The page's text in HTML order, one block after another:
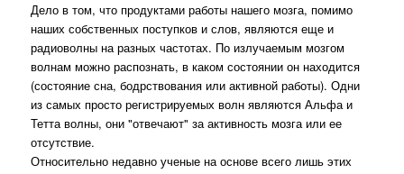
Дело в том, что продуктами работы нашего мозга, помимо
наших собственных поступков и слов, являются еще и
радиоволны на разных частотах. По излучаемым мозгом
волнам можно распознать, в каком состоянии он находится
(состояние сна, бодрствования или активной работы). Одни
из самых просто регистрируемых волн являются Альфа и
Тетта волны, они "отвечают" за активность мозга или ее
отсутствие.
Относительно недавно ученые на основе всего лишь этих